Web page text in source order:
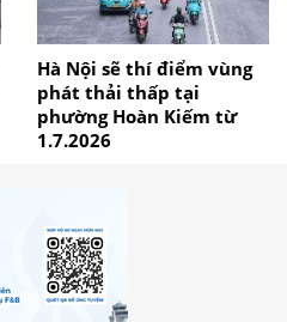
Hà Nội sẽ thí điểm vùng
phát thải thấp tại
phường Hoàn Kiếm từ
1.7.2026